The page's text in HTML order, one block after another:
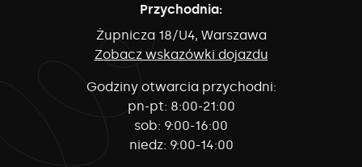
Przychodnia:
Żupnicza 18/U4, Warszawa
Zobacz wskazówki dojazdu
Godziny otwarcia przychodni:
pn-pt: 8:00-21:00
sob: 9:00-16:00
niedz: 9:00-14:00